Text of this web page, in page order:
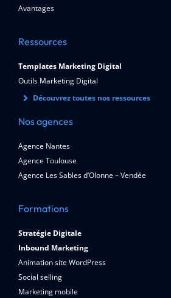
Avantages
Ressources
Templates Marketing Digital
Outils Marketing Digital
Découvrez toutes nos ressources
Nos agences
Agence Nantes
Agence Toulouse
Agence Les Sables d’Olonne – Vendée
Formations
Stratégie Digitale
Inbound Marketing
Animation site WordPress
Social selling
Marketing mobile